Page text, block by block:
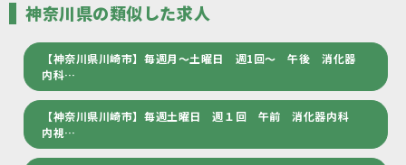
神奈川県の類似した求人
【神奈川県川崎市】毎週月～土曜日 週1回～ 午後 消化器
内科…
【神奈川県川崎市】毎週土曜日 週１回 午前 消化器内科
内視…